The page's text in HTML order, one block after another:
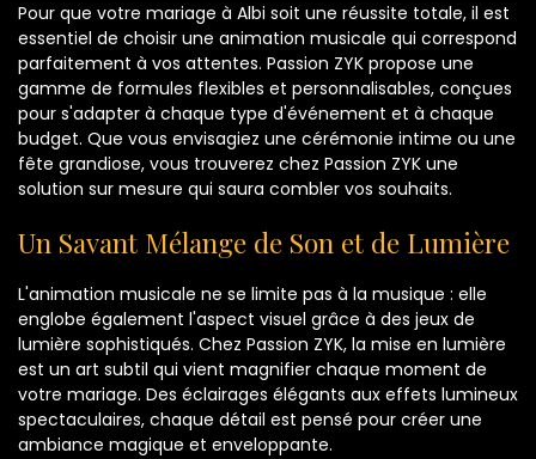
Pour que votre mariage à Albi soit une réussite totale, il est
essentiel de choisir une animation musicale qui correspond
parfaitement à vos attentes. Passion ZYK propose une
gamme de formules flexibles et personnalisables, conçues
pour s'adapter à chaque type d'événement et à chaque
budget. Que vous envisagiez une cérémonie intime ou une
fête grandiose, vous trouverez chez Passion ZYK une
solution sur mesure qui saura combler vos souhaits.
Un Savant Mélange de Son et de Lumière
L'animation musicale ne se limite pas à la musique : elle
englobe également l'aspect visuel grâce à des jeux de
lumière sophistiqués. Chez Passion ZYK, la mise en lumière
est un art subtil qui vient magnifier chaque moment de
votre mariage. Des éclairages élégants aux effets lumineux
spectaculaires, chaque détail est pensé pour créer une
ambiance magique et enveloppante.